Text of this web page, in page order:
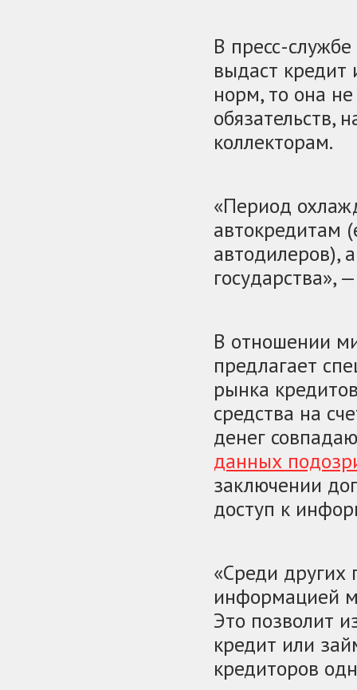
В пресс-
выдаст
норм, то она
обязательств,
коллекторам.
«Период
автокредитам
автодилеров),
государства»,
В отношении
предлагает
рынка
средства на
денег
данных
заключении
доступ к
«Среди
информацией
Это позволит
кредит или
кредиторов